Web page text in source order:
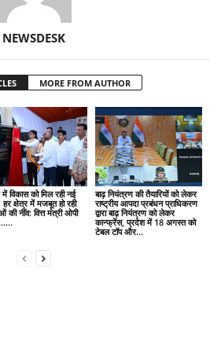
NEWSDESK
MORE FROM AUTHOR
में विकास को मिल रही नई
हर क्षेत्र में मजबूत हो रही
की नींव: वित्त मंत्री ओपी
बाढ़ नियंत्रण की तैयारियों को लेकर
राष्ट्रीय आपदा प्रबंधन प्राधिकरण
द्वारा बाढ़ नियंत्रण को लेकर
कान्फ्रेंस, प्रदेश में 18 अगस्त को
टेबल टॉप और...